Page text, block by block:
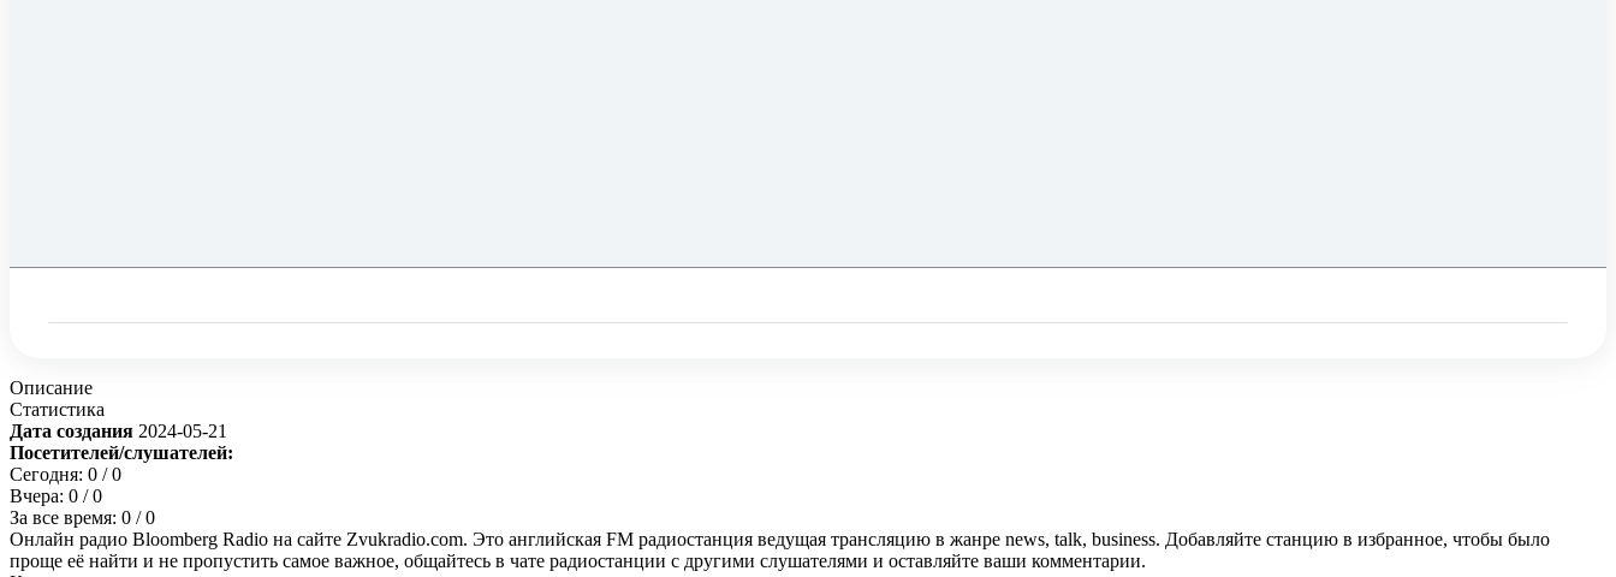
Описание
Статистика
Дата создания 2024-05-21
Посетителей/слушателей:
Сегодня: 0 / 0
Вчера: 0 / 0
За все время: 0 / 0
Онлайн радио Bloomberg Radio на сайте Zvukradio.com. Это английская FM радиостанция ведущая трансляцию в жанре news, talk, business. Добавляйте станцию в избранное, чтобы было
проще её найти и не пропустить самое важное, общайтесь в чате радиостанции с другими слушателями и оставляйте ваши комментарии.